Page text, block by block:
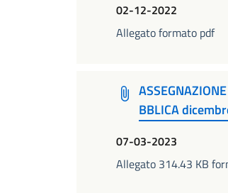
02-12-2022
Allegato formato pdf
BBLICA
07-03-2023
Allegato 314.43 KB